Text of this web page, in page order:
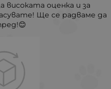
високата оценка и за
Ще се радваме да